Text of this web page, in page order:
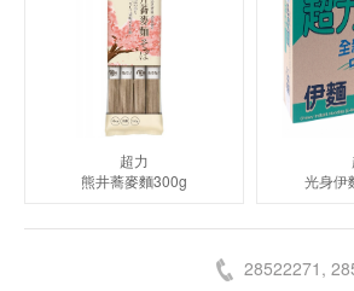
超力
熊井蕎麥麵300g
光身伊
28522271,